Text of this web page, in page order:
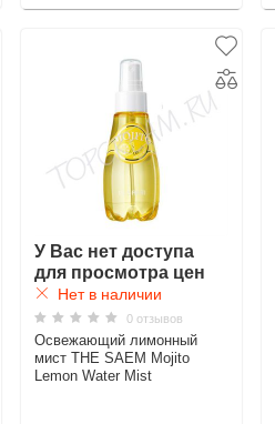
У Вас нет доступа
для просмотра цен
Нет в наличии
0 отзывов
Освежающий лимонный
мист THE SAEM Mojito
Lemon Water Mist